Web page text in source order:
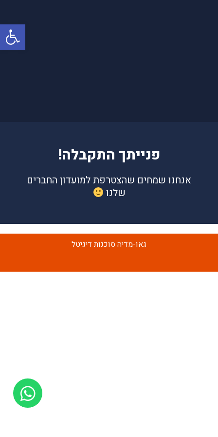
פנייתך התקבלה!
אנחנו שמחים שהצטרפת למועדון החברים
שלנו
גאו-מדיה סוכנות דיגיטל